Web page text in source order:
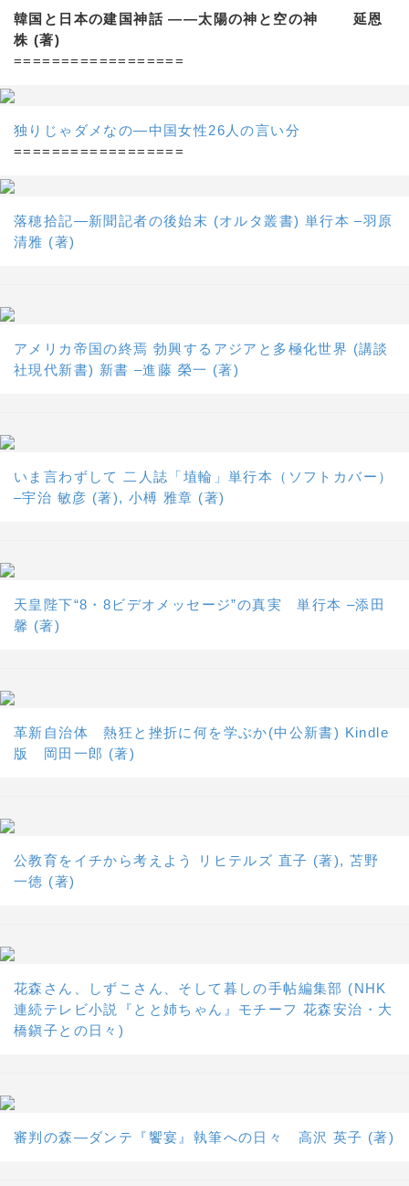
韓国と日本の建国神話 ——太陽の神と空の神 延恩
株 (著)
==================
独りじゃダメなの―中国女性26人の言い分
==================
落穂拾記―新聞記者の後始末 (オルタ叢書) 単行本 –羽原
清雅 (著)
アメリカ帝国の終焉 勃興するアジアと多極化世界 (講談
社現代新書) 新書 –進藤 榮一 (著)
いま言わずして 二人誌「埴輪」単行本（ソフトカバー）
–宇治 敏彦 (著), 小榑 雅章 (著)
天皇陛下“8・8ビデオメッセージ”の真実 単行本 –添田
馨 (著)
革新自治体 熱狂と挫折に何を学ぶか(中公新書) Kindle
版 岡田一郎 (著)
公教育をイチから考えよう リヒテルズ 直子 (著), 苫野
一徳 (著)
花森さん、しずこさん、そして暮しの手帖編集部 (NHK
連続テレビ小説『とと姉ちゃん』モチーフ 花森安治・大
橋鎭子との日々)
審判の森―ダンテ『饗宴』執筆への日々 高沢 英子 (著)